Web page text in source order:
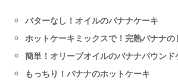
バターなし！オイルのバナナケーキ
ホットケーキミックスで！完熟バナナの
簡単！オリーブオイルのバナナパウンド
もっちり！バナナのホットケーキ